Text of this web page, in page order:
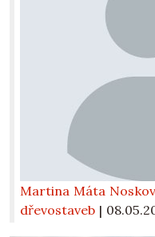
Martina Máta
dřevostaveb |